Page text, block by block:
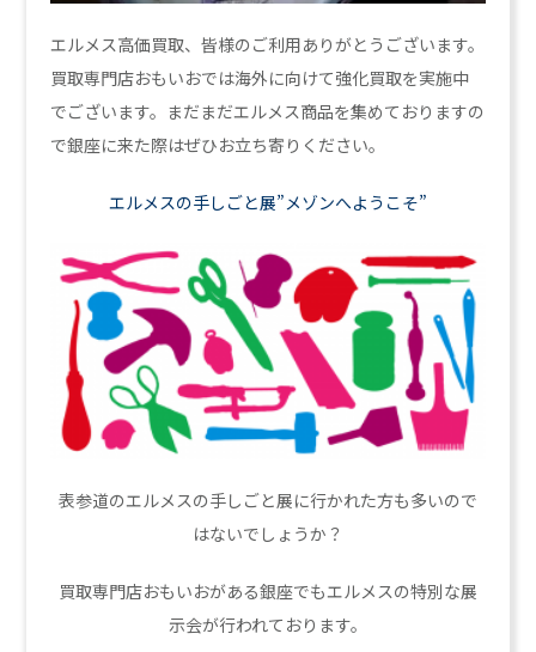
エルメス高価買取、皆様のご利用ありがとうございます。
買取専門店おもいおでは海外に向けて強化買取を実施中
でございます。まだまだエルメス商品を集めておりますの
で銀座に来た際はぜひお立ち寄りください。
エルメスの手しごと展”メゾンへようこそ”
表参道のエルメスの手しごと展に行かれた方も多いので
はないでしょうか？
買取専門店おもいおがある銀座でもエルメスの特別な展
示会が行われております。